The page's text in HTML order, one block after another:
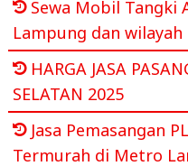
Sewa Mobil Tangki
Lampung dan
HARGA JASA
SELATAN 2025
Jasa Pemasangan
Termurah di Metro